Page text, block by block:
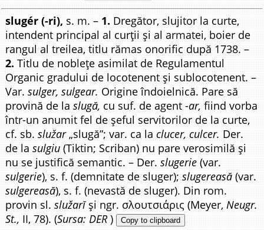
slugér (-ri), s. m. – 1. Dregător, slujitor la curte,
intendent principal al curții și al armatei, boier de
rangul al treilea, titlu rămas onorific după 1738. –
2. Titlu de noblețe asimilat de Regulamentul
Organic gradului de locotenent și sublocotenent. –
Var.sulger, sulgear. Origine îndoielnică. Pare să
provină de laslugă, cu suf. de agent -ar, fiind vorba
într-un anumit fel de șeful servitorilor de la curte,
cf. sb.služar„slugă”; var. ca laclucer, culcer. Der.
de lasulgiu (Tiktin; Scriban) nu pare verosimilă și
nu se justifică semantic. – Der.slugerie (var.
sulgerie), s. f. (demnitate de sluger);slugereasă (var.
sulgereasă), s. f. (nevastă de sluger). Din rom.
provin sl.služarĭși ngr. σλουτσιάρις (Meyer,Neugr.
St., II, 78). (Sursa: DER) Copy to clipboard